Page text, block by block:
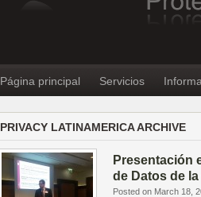
Página principal Servicios
PRIVACY LATINAMERICA ARCHIVE
Presentación
de Datos de la
Posted on March 18,